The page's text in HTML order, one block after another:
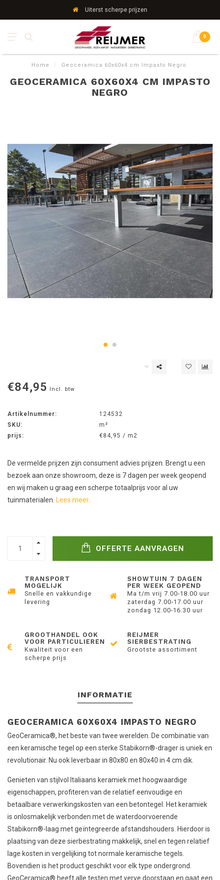
Uiterst scherpe prijzen
0
Home / Geoceramica 60x60x4 cm Impasto Negro
GEOCERAMICA 60X60X4 CM IMPASTO
NEGRO
€84,95 Incl. btw
Artikelnummer:
124532
SKU:
m²
prijs:
€84,95 / m2
De vermelde prijzen zijn consument advies prijzen. Brengt u een
bezoek aan onze showroom, deze is 7 dagen per week geopend
en wij maken u graag een scherpe totaalprijs voor al uw
tuinmaterialen. Lees meer..
OFFERTE AANVRAGEN
TRANSPORT
MOGELIJK
Snelle en vakkundige
levering
SHOWTUIN 7 DAGEN
PER WEEK GEOPEND
Ma t/m vrij 7.00-18.00 uur
zaterdag 7.00-17.00 uur
zondag 12.00-16.30 uur
GROOTHANDEL OOK
VOOR PARTICULIEREN
Kwaliteit voor een
scherpe prijs
REIJMER
SIERBESTRATING
Grootste assortiment
INFORMATIE
GEOCERAMICA 60X60X4 IMPASTO NEGRO
GeoCeramica®, het beste van twee werelden. De combinatie van
een keramische tegel op een sterke Stabikorn®-drager is uniek en
revolutionair. Nu ook leverbaar in 80x80 en 80x40 in 4 cm dik.
Genieten van stijlvol Italiaans keramiek met hoogwaardige
eigenschappen, profiteren van de relatief eenvoudige en
betaalbare verwerkingskosten van een betontegel. Het keramiek
is onlosmakelijk verbonden met de waterdoorvoerende
Stabikorn®-laag met geïntegreerde afstandshouders. Hierdoor is
plaatsing van deze sierbestrating makkelijk, snel en tegen relatief
lage kosten in vergelijking tot normale keramische tegels.
Bovendien is het product geschikt voor elk type ondergrond.
GeoCeramica® heeft alle testen met verve doorstaan en gaat een